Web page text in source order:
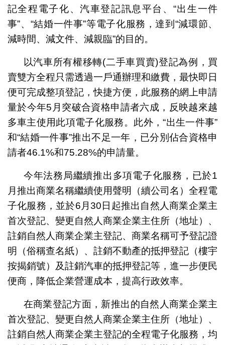
記全程電子化、汽車登記訊息平台、“出生一件
事”、“結婚一件事”等電子化服務，達到“減環節、
減時間、減文件、減親臨”的目的。
以汽車所有權移轉(二手車買賣)登記為例，買
賣雙方全程只需透過一戶通辦理和繳費，最快即日
便可完成整項登記，快捷方便，此服務的網上申請
量於今年5月突破合資格申請者六成，反映越來越
多車主使用此項電子化服務。此外，“出生一件事”
和“結婚一件事”推出不足一年，已分別佔合資格申
請者46.1%和75.28%的申請量。
今年法務局繼續推出多項電子化服務，已於1
月推出商業名稱繼續使用聲明（續公司名）全程電
子化服務，並於6月30日起推出自然人商業企業主
首次登記、變更自然人商業企業主住所（地址）、
註銷自然人商業企業主登記、商業名稱可予登記證
明（俗稱查名紙）、註銷不動產的抵押登記（樓宇
按揭銷號）及註銷汽車的抵押登記等，進一步便民
便商，降低企業營運成本，提高行政效率。
在商業登記方面，新推出的自然人商業企業主
首次登記、變更自然人商業企業主住所（地址）、
註銷自然人商業企業主登記的全程電子化服務，均